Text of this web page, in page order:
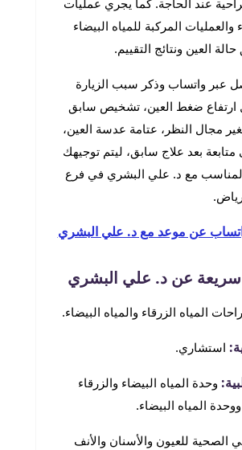
عند الحاجة. كما يجري عمليات
والعمليات المركبة للمياه البيضاء
العين ونتائج التقييم.
عبر واتساب وذكر سبب الزيارة
ارتفاع ضغط العين، تشخيص سابق
مجال النظر، عتامة عدسة العين،
متابعة بعد علاج سابق، ليتم توجيهك
مع د. علي البشري في فرع
عن موعد مع د. علي البشري
عن د. علي البشري
المياه الزرقاء والمياه البيضاء.
استشاري.
وحدة المياه البيضاء والزرقاء
المياه البيضاء.
الصحية للعيون والأسنان والأنف